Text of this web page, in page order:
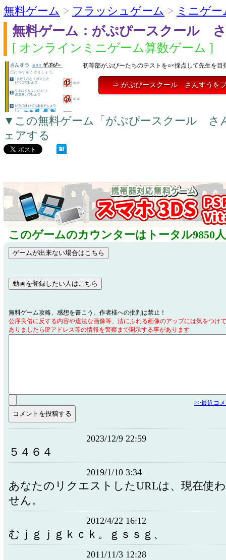
無料ゲーム > フラッシュゲーム > ミニゲー
無料ゲーム：がぷぴースクール
[ オンラインミニゲーム算数ゲーム ]
初等部がぷぴーたちのテストを○×採点して先生を目
⇒ がぷぴースクール さんすうを
▼この無料ゲーム「がぷぴースクール さ
ェアする
このゲームのカウンターはトータル9850
無料ゲーム攻略、感想を書こう。作者様への批判は禁止！
公序良俗に反する内容や違法な画像等、法にふれる画像のアップには気をつけ
ありましたらIPアドレス等の情報を警察まで開示する事があります
>>最近コ
2023/12/9 22:59
５４６４
2019/1/10 3:34
あなたのリクエストしたURLは、現在使
せん。
2012/4/22 16:12
むｊｇｊｇｋｃｋ。ｇｓｓｇ、
2011/11/3 12:28